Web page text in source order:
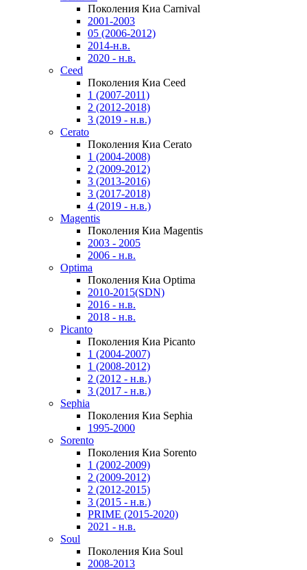
Поколения Киа Carnival
2001-2003
05 (2006-2012)
2014-н.в.
2020 - н.в.
Ceed
Поколения Киа Ceed
1 (2007-2011)
2 (2012-2018)
3 (2019 - н.в.)
Cerato
Поколения Киа Cerato
1 (2004-2008)
2 (2009-2012)
3 (2013-2016)
3 (2017-2018)
4 (2019 - н.в.)
Magentis
Поколения Киа Magentis
2003 - 2005
2006 - н.в.
Optima
Поколения Киа Optima
2010-2015(SDN)
2016 - н.в.
2018 - н.в.
Picanto
Поколения Киа Picanto
1 (2004-2007)
1 (2008-2012)
2 (2012 - н.в.)
3 (2017 - н.в.)
Sephia
Поколения Киа Sephia
1995-2000
Sorento
Поколения Киа Sorento
1 (2002-2009)
2 (2009-2012)
2 (2012-2015)
3 (2015 - н.в.)
PRIME (2015-2020)
2021 - н.в.
Soul
Поколения Киа Soul
2008-2013